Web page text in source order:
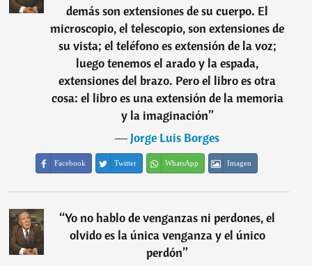
demás son extensiones de su cuerpo. El
microscopio, el telescopio, son extensiones de
su vista; el teléfono es extensión de la voz;
luego tenemos el arado y la espada,
extensiones del brazo. Pero el libro es otra
cosa: el libro es una extensión de la memoria
y la imaginación”
―Jorge Luis Borges
Facebook Twitter WhatsApp Imagen
“Yo no hablo de venganzas ni perdones, el
olvido es la única venganza y el único
perdón”